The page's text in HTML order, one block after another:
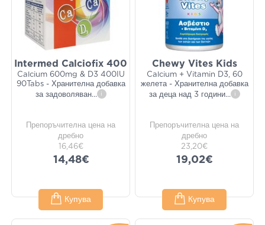
Intermed Calciofix 400
Calcium 600mg & D3 400IU
90Tabs - Хранителна добавка
за задоволяван... i
Препоръчителна цена на
дребно
16,46€
14,48€
Купува
Chewy Vites Kids
Calcium + Vitamin D3, 60
желета - Хранителна добавка
за деца над 3 години... i
Препоръчителна цена на
дребно
23,20€
19,02€
Купува